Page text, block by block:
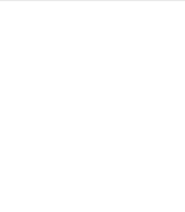
har tecknat